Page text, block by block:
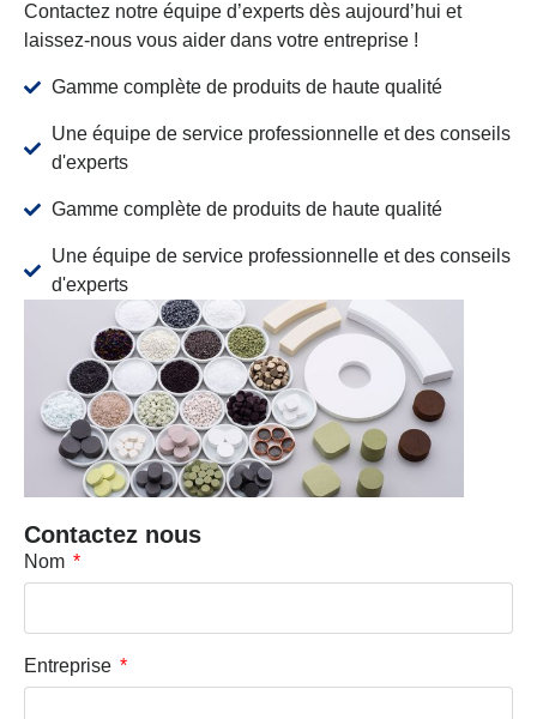
Contactez notre équipe d’experts dès aujourd’hui et
laissez-nous vous aider dans votre entreprise !
Gamme complète de produits de haute qualité
Une équipe de service professionnelle et des conseils
d'experts
Gamme complète de produits de haute qualité
Une équipe de service professionnelle et des conseils
d'experts
Contactez nous
Nom
Entreprise